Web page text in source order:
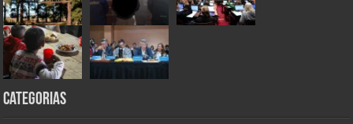
Categorias